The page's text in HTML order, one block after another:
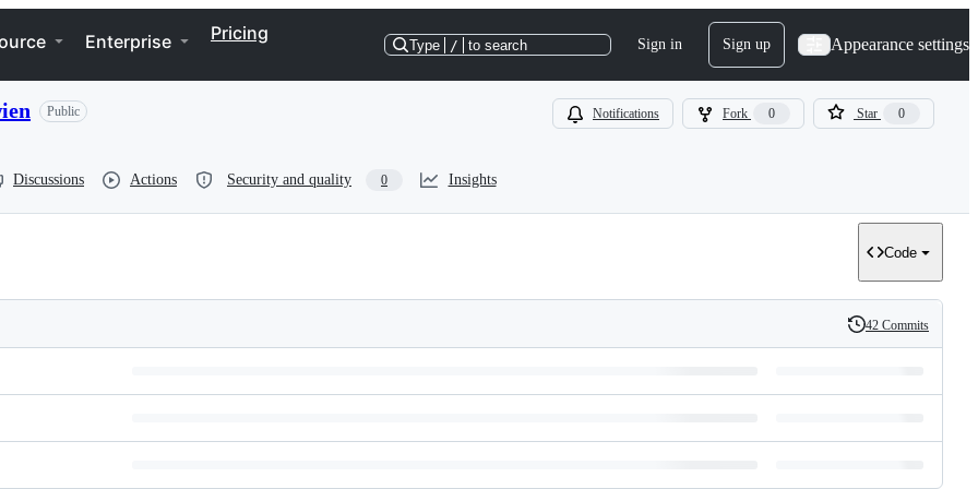
Enterprise Pricing
Type / to search Sign in Sign up Appearance settings
Public Notifications Fork 0 Star 0
Discussions Actions Security and quality 0 Insights
Code
History
42 Commits